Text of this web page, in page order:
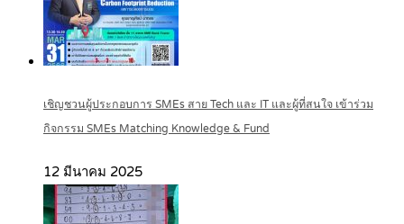
เชิญชวนผู้ประกอบการ SMEs สาย Tech และ IT และผู้ที่สนใจ เข้าร่วม
กิจกรรม SMEs Matching Knowledge & Fund
12 มีนาคม 2025